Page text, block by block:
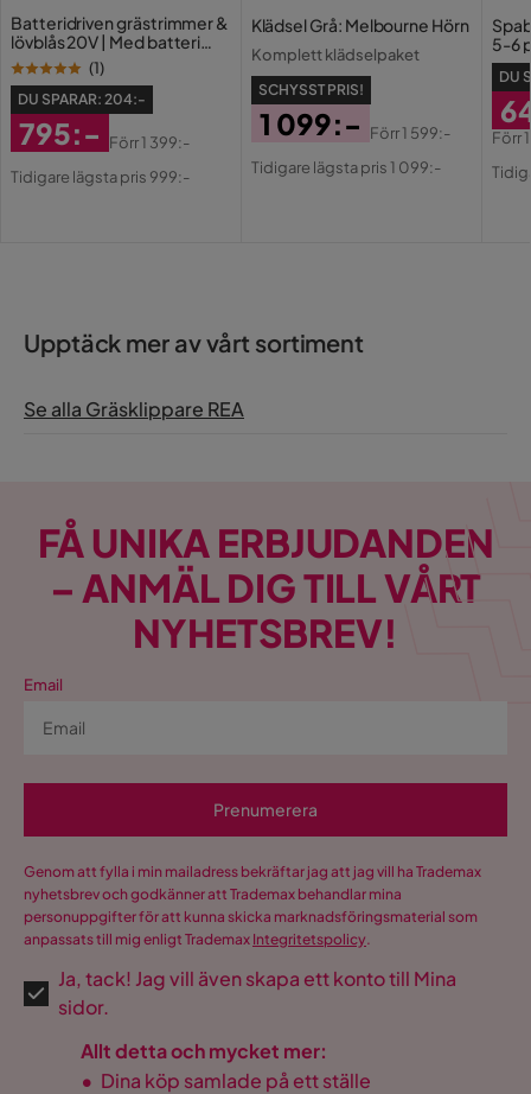
Batteridriven grästrimmer &
lövblås 20V | Med batteri
och laddare
(1)
DU SPARAR: 204:-
Rabatterat
795:-
Original
Förr1 399:-
Tidigare lägsta pris 999:-
Klädsel Grå: Melbourne Hörn
Komplett klädselpaket
SCHYSST PRIS!
Pris
1 099:-
Original
Förr1 599:-
Tidigare lägsta pris 1 099:-
5-6
DU
Förr
Upptäck mer av vårt sortiment
Se alla Gräsklippare REA
FÅ UNIKA ERBJUDANDEN
– ANMÄL DIG TILL VÅRT
NYHETSBREV!
Email
Prenumerera
Genom att fylla i min mailadress bekräftar jag att jag vill ha Trademax
nyhetsbrev och godkänner att Trademax behandlar mina
personuppgifter för att kunna skicka marknadsföringsmaterial som
anpassats till mig enligt Trademax Integritetspolicy.
Ja, tack! Jag vill även skapa ett konto till Mina
sidor.
Allt detta och mycket mer:
• Dina köp samlade på ett ställe